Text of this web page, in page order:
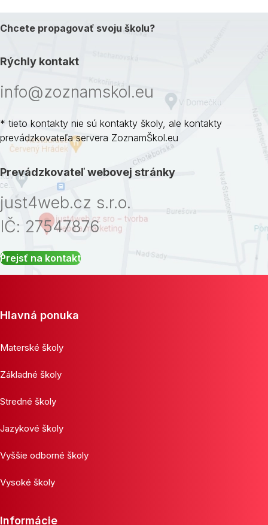
Chcete propagovať svoju školu?
Rýchly kontakt
info@zoznamskol.eu
* tieto kontakty nie sú kontakty školy, ale kontakty
prevádzkovateľa servera ZoznamŠkol.eu
Prevádzkovateľ webovej stránky
just4web.cz s.r.o.
IČ: 27547876
Prejsť na kontakt
Hlavná ponuka
Materské školy
Základné školy
Stredné školy
Jazykové školy
Vyššie odborné školy
Vysoké školy
Informácie